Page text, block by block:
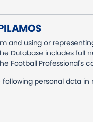
and using or
Database includes full
Football Professional's
personal data